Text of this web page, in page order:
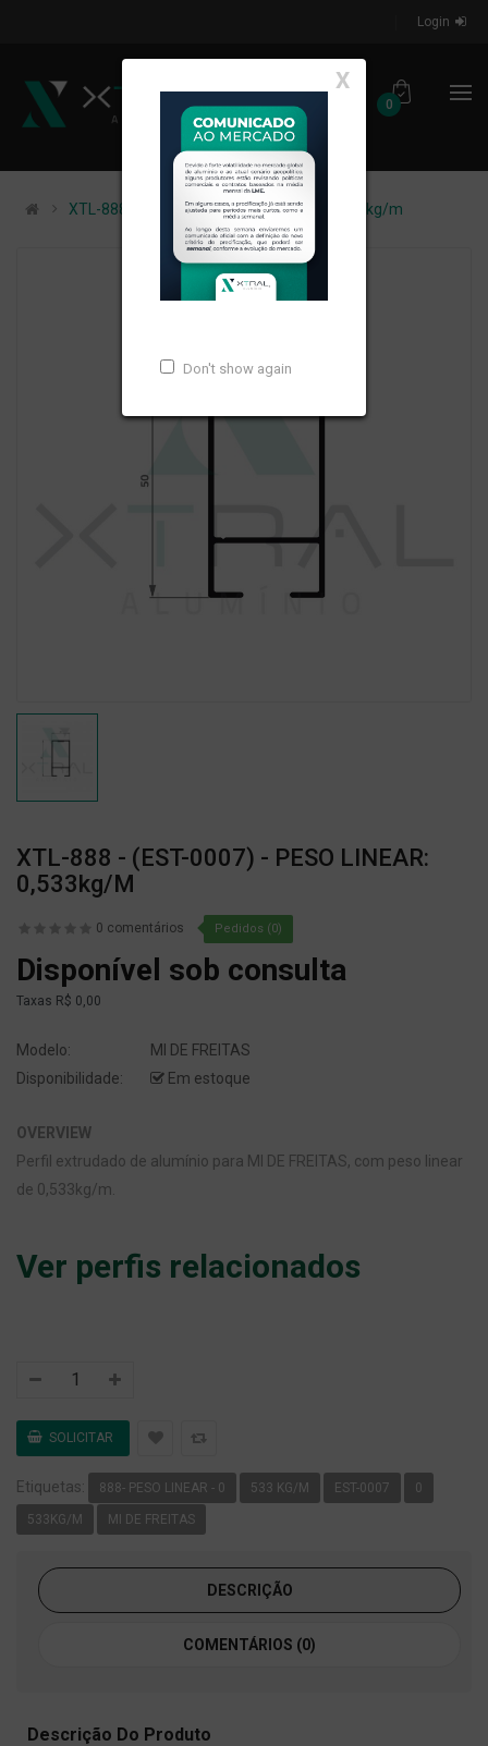
Login
0
X
Don't show again
XTL-888 - (EST-0007) - PESO LINEAR: 0,533kg/m
XTL-888 - (EST-0007) - PESO LINEAR:
0,533kg/m
0 comentários Pedidos (0)
Disponível sob consulta
Taxas R$ 0,00
Modelo:
MI DE FREITAS
Disponibilidade:
Em estoque
OVERVIEW
Perfil extrudado de alumínio para MI DE FREITAS, com peso linear
de 0,533kg/m.
Ver perfis relacionados
Etiquetas: 888- PESO LINEAR - 0 533 KG/M EST-0007 0
533KG/M MI DE FREITAS
DESCRIÇÃO
COMENTÁRIOS (0)
Descrição Do Produto